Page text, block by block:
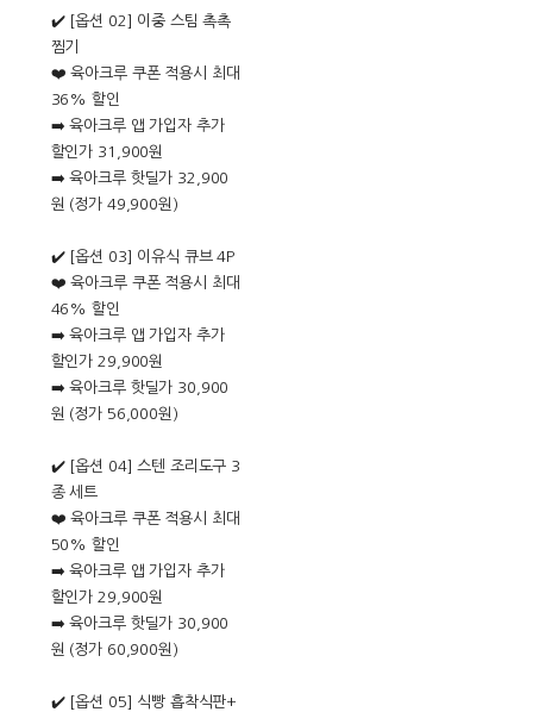
✔️ [옵션 02] 이중 스팀 촉촉
찜기
❤️ 육아크루 쿠폰 적용시 최대
36% 할인
➡️ 육아크루 앱 가입자 추가
할인가 31,900원
➡️ 육아크루 핫딜가 32,900
원 (정가 49,900원)
✔️ [옵션 03] 이유식 큐브 4P
❤️ 육아크루 쿠폰 적용시 최대
46% 할인
➡️ 육아크루 앱 가입자 추가
할인가 29,900원
➡️ 육아크루 핫딜가 30,900
원 (정가 56,000원)
✔️ [옵션 04] 스텐 조리도구 3
종 세트
❤️ 육아크루 쿠폰 적용시 최대
50% 할인
➡️ 육아크루 앱 가입자 추가
할인가 29,900원
➡️ 육아크루 핫딜가 30,900
원 (정가 60,900원)
✔️ [옵션 05] 식빵 흡착식판+